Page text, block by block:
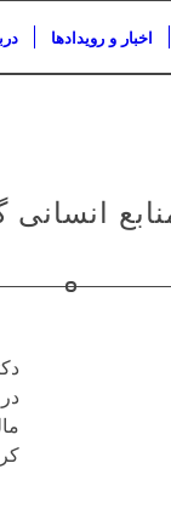
اخبار و رویدادها